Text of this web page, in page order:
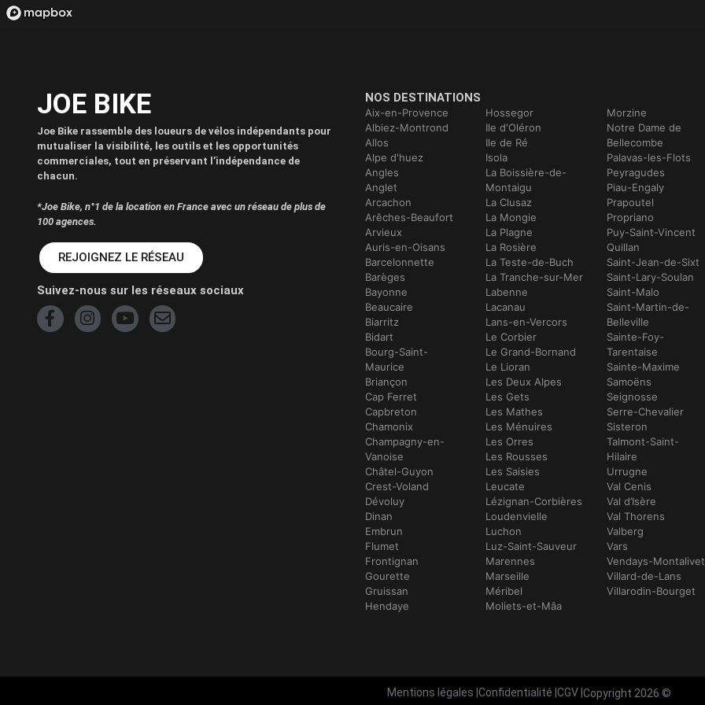
JOE BIKE
Joe Bike rassemble des loueurs de vélos indépendants pour
mutualiser la visibilité, les outils et les opportunités
commerciales, tout en préservant l’indépendance de
chacun.
*Joe Bike, n°1 de la location en France avec un réseau de plus de
100 agences.
REJOIGNEZ LE RÉSEAU
Suivez-nous sur les réseaux sociaux
NOS DESTINATIONS
Aix-en-Provence
Albiez-Montrond
Allos
Alpe d'huez
Angles
Anglet
Arcachon
Arêches-Beaufort
Arvieux
Auris-en-Oisans
Barcelonnette
Barèges
Bayonne
Beaucaire
Biarritz
Bidart
Bourg-Saint-
Maurice
Briançon
Cap Ferret
Capbreton
Chamonix
Champagny-en-
Vanoise
Châtel-Guyon
Crest-Voland
Dévoluy
Dinan
Embrun
Flumet
Frontignan
Gourette
Gruissan
Hendaye
Hossegor
Ile d'Oléron
Ile de Ré
Isola
La Boissière-de-
Montaigu
La Clusaz
La Mongie
La Plagne
La Rosière
La Teste-de-Buch
La Tranche-sur-Mer
Labenne
Lacanau
Lans-en-Vercors
Le Corbier
Le Grand-Bornand
Le Lioran
Les Deux Alpes
Les Gets
Les Mathes
Les Ménuires
Les Orres
Les Rousses
Les Saisies
Leucate
Lézignan-Corbières
Loudenvielle
Luchon
Luz-Saint-Sauveur
Marennes
Marseille
Méribel
Moliets-et-Mâa
Morzine
Notre Dame de
Bellecombe
Palavas-les-Flots
Peyragudes
Piau-Engaly
Prapoutel
Propriano
Puy-Saint-Vincent
Quillan
Saint-Jean-de-Sixt
Saint-Lary-Soulan
Saint-Malo
Saint-Martin-de-
Belleville
Sainte-Foy-
Tarentaise
Sainte-Maxime
Samoëns
Seignosse
Serre-Chevalier
Sisteron
Talmont-Saint-
Hilaire
Urrugne
Val Cenis
Val d’Isère
Val Thorens
Valberg
Vars
Vendays-Montalivet
Villard-de-Lans
Villarodin-Bourget
Mentions légales Confidentialité CGV| Copyright 2026 ©